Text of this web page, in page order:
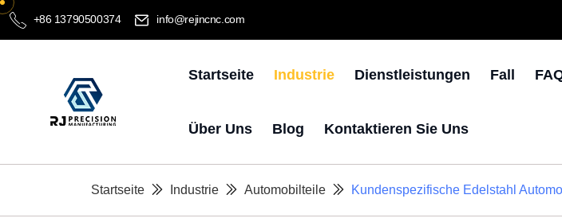
+86 13790500374 info@rejincnc.com
Startseite Industrie Dienstleistungen Fall
Über Uns Blog Kontaktieren Sie Uns
Startseite Industrie Automobilteile Kundenspezifische Edelstahl